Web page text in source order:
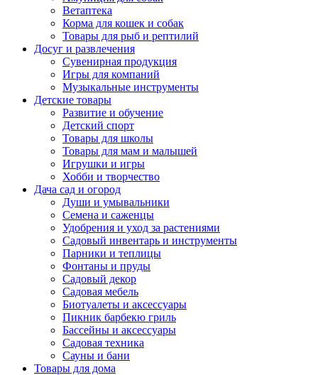
Ветаптека
Корма для кошек и собак
Товары для рыб и рептилий
Досуг и развлечения
Сувенирная продукция
Игры для компаний
Музыкальные инструменты
Детские товары
Развитие и обучение
Детский спорт
Товары для школы
Товары для мам и малышей
Игрушки и игры
Хобби и творчество
Дача сад и огород
Души и умывальники
Семена и саженцы
Удобрения и уход за растениями
Садовый инвентарь и инструменты
Парники и теплицы
Фонтаны и пруды
Садовый декор
Садовая мебель
Биотуалеты и аксессуары
Пикник барбекю гриль
Бассейны и аксессуары
Садовая техника
Сауны и бани
Товары для дома